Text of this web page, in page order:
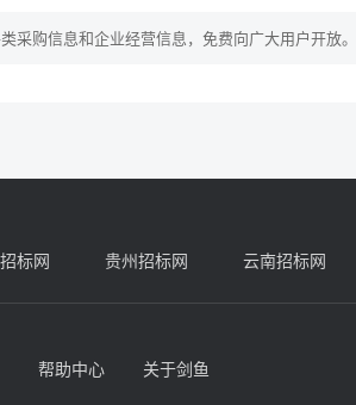
购信息和企业经营信息，免费向广大用户开放。
标网 贵州招标网 云南招标网
帮助中心 关于剑鱼